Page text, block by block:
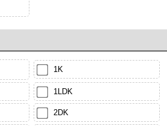
1K
1LDK
2DK